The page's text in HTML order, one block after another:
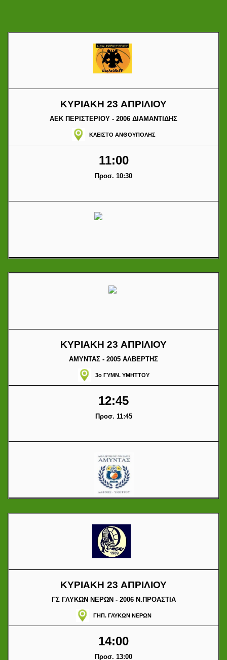
ΚΥΡΙΑΚΗ 23 ΑΠΡΙΛΙΟΥ
ΑΕΚ ΠΕΡΙΣΤΕΡΙΟΥ - 2006 ΔΙΑΜΑΝΤΙΔΗΣ
ΚΛΕΙΣΤΟ ΑΝΘΟΥΠΟΛΗΣ
11:00
Προσ. 10:30
ΚΥΡΙΑΚΗ 23 ΑΠΡΙΛΙΟΥ
ΑΜΥΝΤΑΣ - 2005 ΑΛΒΕΡΤΗΣ
3o ΓΥΜΝ. ΥΜΗΤΤΟΥ
12:45
Προσ. 11:45
ΚΥΡΙΑΚΗ 23 ΑΠΡΙΛΙΟΥ
ΓΣ ΓΛΥΚΩΝ ΝΕΡΩΝ - 2006 Ν.ΠΡΟΑΣΤΙΑ
ΓΗΠ. ΓΛΥΚΩΝ ΝΕΡΩΝ
14:00
Προσ. 13:00